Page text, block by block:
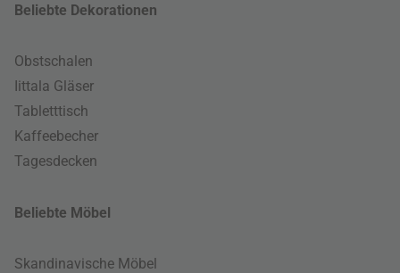
Beliebte Dekorationen
Obstschalen
Iittala Gläser
Tabletttisch
Kaffeebecher
Tagesdecken
Beliebte Möbel
Skandinavische Möbel